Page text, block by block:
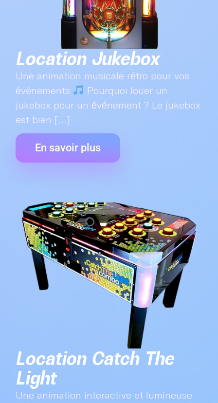
Location Jukebox
Une animation musicale rétro pour vos
événements
Pourquoi louer un
jukebox pour un événement ? Le jukebox
est bien [...]
En savoir plus
Location Catch The
Light
Une animation interactive et lumineuse